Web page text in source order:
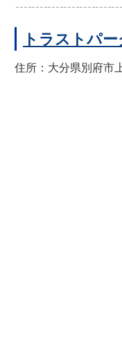
トラストパ
住所：大分県別府市